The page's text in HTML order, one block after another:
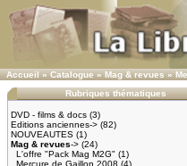
Accueil»Catalogue»Mag & revues»
Rubriques thématiques
DVD - films & docs (3)
Editions anciennes-> (82)
NOUVEAUTES (1)
Mag & revues-> (24)
L'offre "Pack Mag M2G" (1)
Mercure de Gaillon 2008 (4)